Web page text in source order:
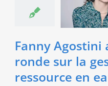
en eau
Fanny
ronde sur la
ressource en